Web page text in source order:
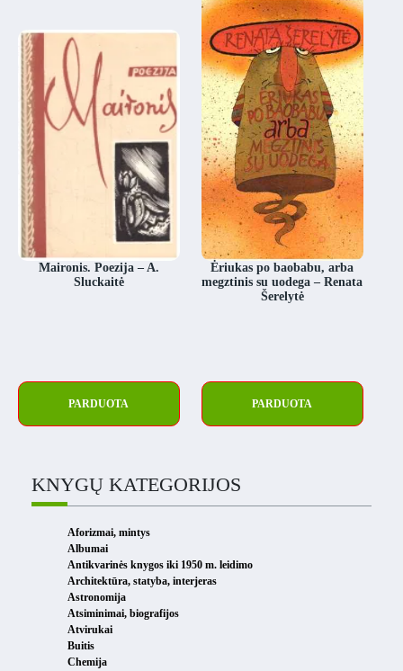
Maironis. Poezija – A.
Sluckaitė
PARDUOTA
Ėriukas po baobabu, arba
megztinis su uodega – Renata
Šerelytė
PARDUOTA
KNYGŲ KATEGORIJOS
Aforizmai, mintys
Albumai
Antikvarinės knygos iki 1950 m. leidimo
Architektūra, statyba, interjeras
Astronomija
Atsiminimai, biografijos
Atvirukai
Buitis
Chemija